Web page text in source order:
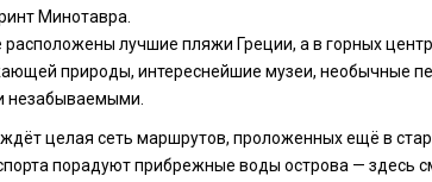
Минотавра.
лучшие пляжи Греции, а в горных
природы, интереснейшие музеи, необычные
незабываемыми.
целая сеть маршрутов, проложенных ещё в
порадуют прибрежные воды острова — здесь